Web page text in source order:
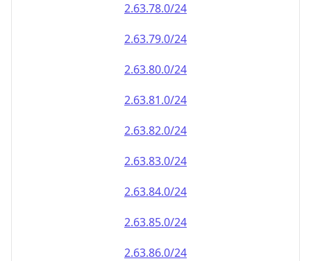
2.63.78.0/24
2.63.79.0/24
2.63.80.0/24
2.63.81.0/24
2.63.82.0/24
2.63.83.0/24
2.63.84.0/24
2.63.85.0/24
2.63.86.0/24